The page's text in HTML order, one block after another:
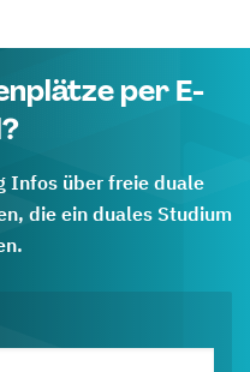
per E-
Infos über freie duale
die ein duales Studium